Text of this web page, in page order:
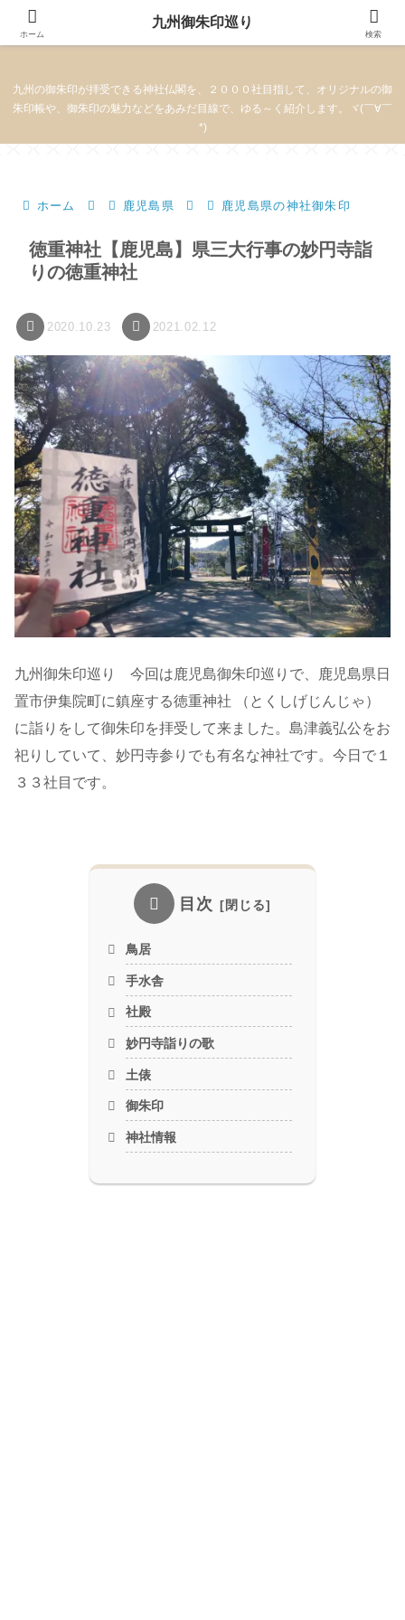
九州御朱印巡り
九州の御朱印が拝受できる神社仏閣を、２０００社目指して、オリジナルの御
朱印帳や、御朱印の魅力などをあみだ目線で、ゆる～く紹介します。ヾ(￣∀￣
*)
ホーム 鹿児島県 鹿児島県の神社御朱印
徳重神社【鹿児島】県三大行事の妙円寺詣
りの徳重神社
2020.10.23 2021.02.12
九州御朱印巡り 今回は鹿児島御朱印巡りで、鹿児島県日
置市伊集院町に鎮座する徳重神社 （とくしげじんじゃ）
に詣りをして御朱印を拝受して来ました。島津義弘公をお
祀りしていて、妙円寺参りでも有名な神社です。今日で１
３３社目です。
目次
鳥居
手水舎
社殿
妙円寺詣りの歌
土俵
御朱印
神社情報
ホーム
九州御朱印巡り
検索